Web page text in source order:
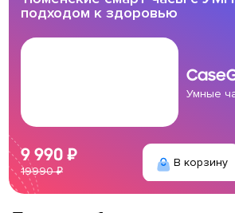
подходом к здоровью
Умные
19990 ₽
9 990 ₽ В корзину